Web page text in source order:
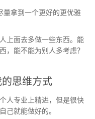
拿到一个更好的更优雅
上面去多做一些东西。能
，能不能为别人多考虑？
思维方式
人专业上精进，但是很快
己就能做好的。